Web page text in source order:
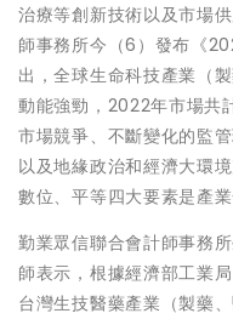
治療等創新技術以及市場
師事務所今（6）發布《
出，全球生命科技產業（
動能強勁，2022年市場共
市場競爭、不斷變化的監
以及地緣政治和經濟大環
數位、平等四大要素是產業
勤業眾信聯合會計師事務
師表示，根據經濟部工業
台灣生技醫藥產業（製藥